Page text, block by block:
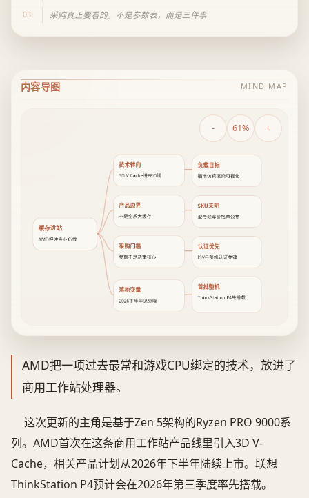
03 采购真正要看的，不是参数表，而是三件事
内容导图 MIND MAP
- 61% +
缓存进站
AMD押注专业负载
技术转向
3D V Cache进PRO线
负载目标
瞄准仿真渲染可视化
产品边界
不是全系大缓存
SKU未明
型号频率价格未公布
采购门槛
参数不是决策核心
认证优先
ISV与整机认证关键
落地变量
2026下半年见分晓
首批整机
ThinkStation P4先搭载
AMD把一项过去最常和游戏CPU绑定的技术，放进了
商用工作站处理器。
这次更新的主角是基于Zen 5架构的Ryzen PRO 9000系
列。AMD首次在这条商用工作站产品线里引入3D V-
Cache，相关产品计划从2026年下半年陆续上市。联想
ThinkStation P4预计会在2026年第三季度率先搭载。